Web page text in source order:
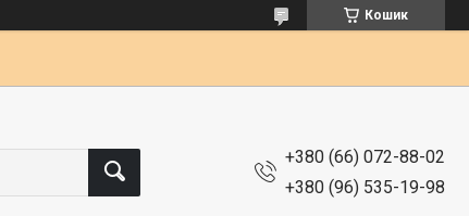
Кошик
+380 (66) 072-88-02
+380 (96) 535-19-98